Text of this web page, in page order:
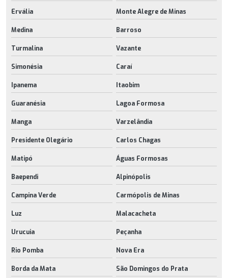
Ervália Monte Alegre de Minas
Medina Barroso
Turmalina Vazante
Simonésia Caraí
Ipanema Itaobim
Guaranésia Lagoa Formosa
Manga Varzelândia
Presidente Olegário Carlos Chagas
Matipó Águas Formosas
Baependi Alpinópolis
Campina Verde Carmópolis de Minas
Luz Malacacheta
Urucuia Peçanha
Rio Pomba Nova Era
Borda da Mata São Domingos do Prata